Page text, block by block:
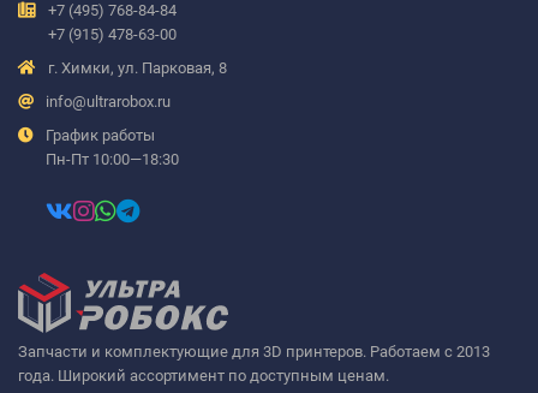
Запчасти и комплектующие для 3D принтеров. Работаем с 2013
года. Широкий ассортимент по доступным ценам.
+7 (495) 768-84-84
+7 (915) 478-63-00
г. Химки, ул. Парковая, 8
info@ultrarobox.ru
График работы
Пн-Пт 10:00—18:30